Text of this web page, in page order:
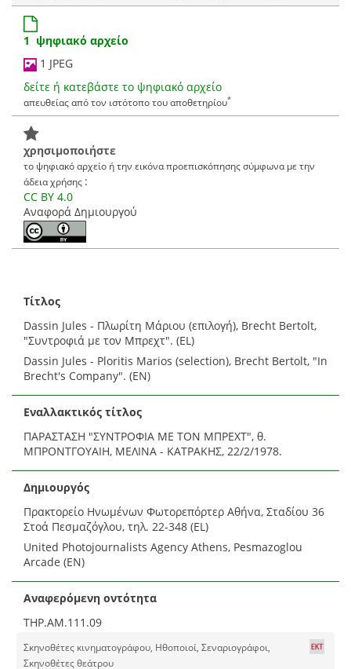
1 ψηφιακό αρχείο
1 JPEG
δείτε ή κατεβάστε το ψηφιακό αρχείο
απευθείας από τον ιστότοπο του αποθετηρίου*
χρησιμοποιήστε
το ψηφιακό αρχείο ή την εικόνα προεπισκόπησης σύμφωνα με την
άδεια χρήσης :
CC BY 4.0
Αναφορά Δημιουργού
Τίτλος
Dassin Jules - Πλωρίτη Μάριου (επιλογή), Brecht Bertolt,
"Συντροφιά με τον Μπρεχτ". (EL)
Dassin Jules - Ploritis Marios (selection), Brecht Bertolt, "In
Brecht's Company". (EN)
Εναλλακτικός τίτλος
ΠΑΡΑΣΤΑΣΗ "ΣΥΝΤΡΟΦΙΑ ΜΕ ΤΟΝ ΜΠΡΕΧΤ", θ.
ΜΠΡΟΝΤΓΟΥΑΙΗ, ΜΕΛΙΝΑ - ΚΑΤΡΑΚΗΣ, 22/2/1978.
Δημιουργός
Πρακτορείο Ηνωμένων Φωτορεπόρτερ Αθήνα, Σταδίου 36
Στοά Πεσμαζόγλου, τηλ. 22-348 (EL)
United Photojournalists Agency Athens, Pesmazoglou
Arcade (EN)
Αναφερόμενη οντότητα
THP.AM.111.09
Σκηνοθέτες κινηματογράφου, Ηθοποιοί, Σεναριογράφοι,
Σκηνοθέτες θεάτρου